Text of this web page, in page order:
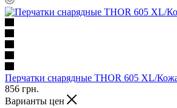
Перчатки снарядные THOR 605 XL/
856 грн.
Варианты цен